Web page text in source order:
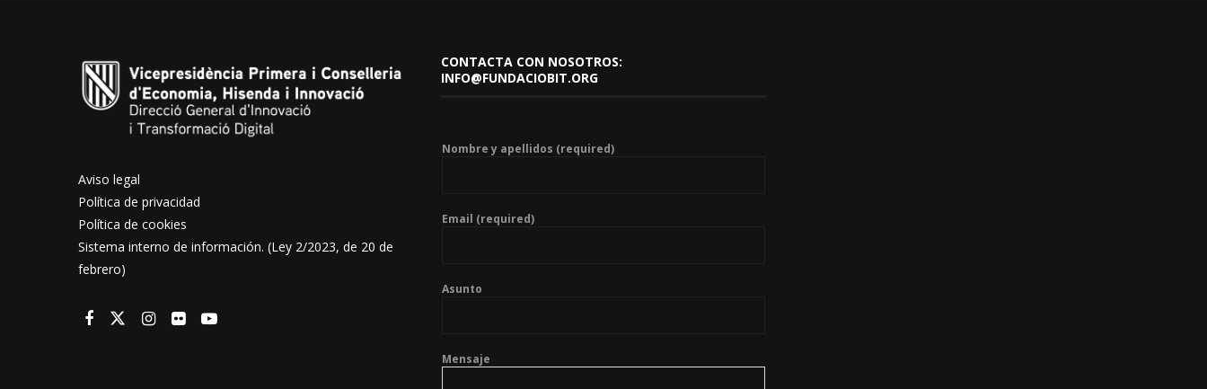
Aviso legal
Política de privacidad
Política de cookies
Sistema interno de información. (Ley 2/2023, de 20 de
febrero)
CONTACTA CON NOSOTROS:
INFO@FUNDACIOBIT.ORG
Nombre y apellidos (required)
Email (required)
Asunto
Mensaje